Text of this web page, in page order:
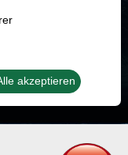
akzeptieren